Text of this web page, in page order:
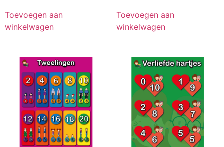
Toevoegen aan
winkelwagen
Toevoegen aan
winkelwagen